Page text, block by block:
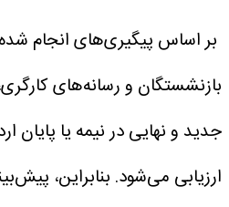
بر اساس پیگیری‌های انجام
بازنشستگان و رسانه‌های
جدید و نهایی در نیمه یا پایان
ارزیابی می‌شود. بنابراین،